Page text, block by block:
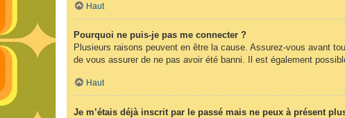
Haut
Pourquoi ne puis-je pas me connecter ?
Plusieurs raisons peuvent en être la cause. Assurez-vous avant
de vous assurer de ne pas avoir été banni. Il est également
Haut
Je m’étais déjà inscrit par le passé mais ne peux à présent